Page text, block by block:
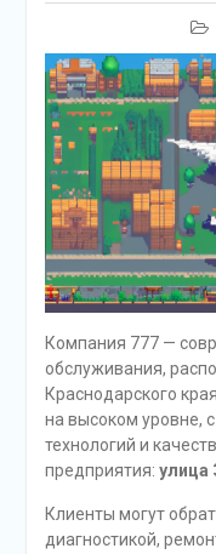
Компания 777 —
обслуживания,
Краснодарского
на высоком уровне,
технологий и
предприятия: улица
Клиенты могут
диагностикой,